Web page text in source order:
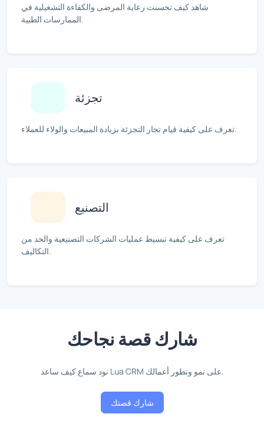
شاهد كيف تحسنت رعاية المرضى والكفاءة التشغيلية في
الممارسات الطبية.
تجزئة
تعرف على كيفية قيام تجار التجزئة بزيادة المبيعات والولاء للعملاء.
التصنيع
تعرف على كيفية تبسيط عمليات الشركات التصنيعية والحد من
التكاليف.
شارك قصة نجاحك
نود سماع كيف ساعد Lua CRM على نمو وتطور أعمالك.
شارك قصتك